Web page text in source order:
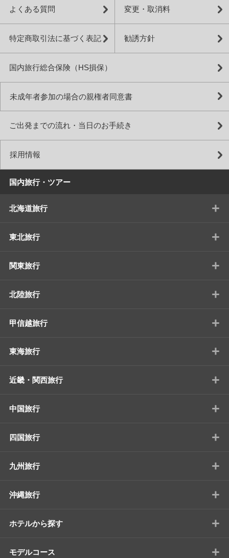
よくある質問 変更・取消料
特定商取引法に基づく表記 勧誘方針
国内旅行総合保険（HS損保）
未成年者参加の場合の親権者同意書
ご出発までの流れ・当日のお手続き
採用情報
国内旅行・ツアー
北海道旅行 +
東北旅行 +
関東旅行 +
北陸旅行 +
甲信越旅行 +
東海旅行 +
近畿・関西旅行 +
中国旅行 +
四国旅行 +
九州旅行 +
沖縄旅行 +
ホテルから探す +
モデルコース +